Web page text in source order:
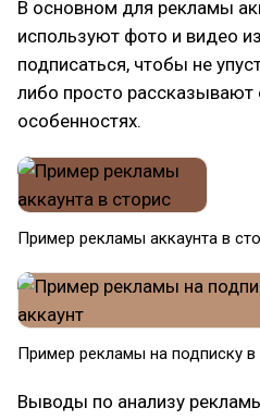
В основном для рекламы
используют фото и видео
подписаться, чтобы не
либо просто рассказывают
особенностях.
Пример рекламы аккаунта в
Пример рекламы на подписку в
Выводы по анализу